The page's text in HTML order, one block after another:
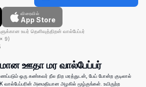
விரைவில்
App Store
உயர் தெளிவுத்திறன் வால்பேப்பர்
× 9)
ஊதா மர வால்பேப்பர்
ஒரு கண்கவர் நீல நிற மரத்துடன், பேய் போன்ற குடிலால்
வால்பேப்பரின் அமைதியான அழகில் மூழ்குங்கள். உயிருற்ற